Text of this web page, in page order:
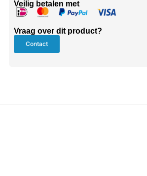
Veilig betalen met
Vraag over dit product?
Contact